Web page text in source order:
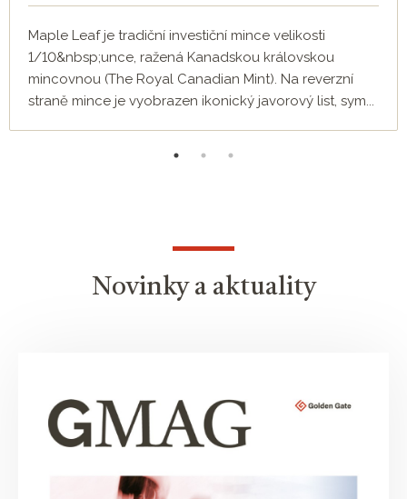
Maple Leaf je tradiční investiční mince velikosti
1/10&nbsp;unce, ražená Kanadskou královskou
mincovnou (The Royal Canadian Mint). Na reverzní
straně mince je vyobrazen ikonický javorový list, sym...
Novinky a aktuality